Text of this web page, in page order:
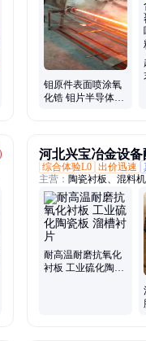
钼原件表面喷涂氧
化锆 钼片半导体陶
河北兴宝冶金设备
综合体验L0 出价迅速
主营： 陶瓷衬板、混料
耐高温耐磨抗氧化
衬板 工业硫化陶瓷